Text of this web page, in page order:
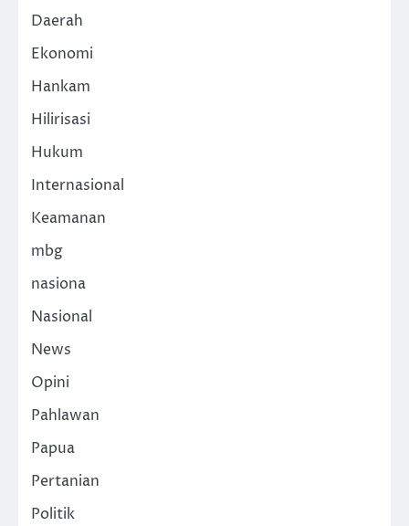
Daerah
Ekonomi
Hankam
Hilirisasi
Hukum
Internasional
Keamanan
mbg
nasiona
Nasional
News
Opini
Pahlawan
Papua
Pertanian
Politik